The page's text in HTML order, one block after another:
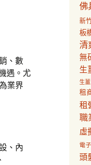
、數
遇。尤
業界
、內
佛
新
板
清
無
生
生
租
租
職
虛
電
頭